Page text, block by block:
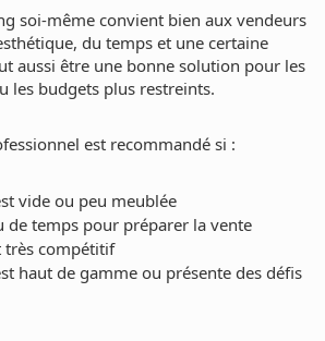
soi-même convient bien aux vendeurs
du temps et une certaine
aussi être une bonne solution pour les
les budgets plus restreints.
est recommandé si :
vide ou peu meublée
de temps pour préparer la vente
très compétitif
haut de gamme ou présente des défis